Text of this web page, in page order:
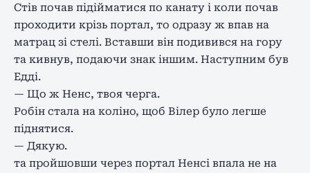
Стів почав підійматися по канату і коли почав
проходити крізь портал, то одразу ж впав на
матрац зі стелі. Вставши він подивився на гору
та кивнув, подаючи знак іншим. Наступним був
Едді.
— Що ж Ненс, твоя черга.
Робін стала на коліно, щоб Вілер було легше
піднятися.
— Дякую.
та пройшовши через портал Ненсі впала не на